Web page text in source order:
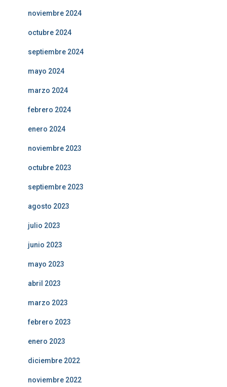
noviembre 2024
octubre 2024
septiembre 2024
mayo 2024
marzo 2024
febrero 2024
enero 2024
noviembre 2023
octubre 2023
septiembre 2023
agosto 2023
julio 2023
junio 2023
mayo 2023
abril 2023
marzo 2023
febrero 2023
enero 2023
diciembre 2022
noviembre 2022